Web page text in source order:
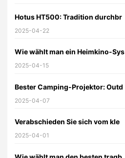
Hotus HT500: Tradition durchbr
2025-04-22
Wie wählt man ein Heimkino-Sys
2025-04-15
Bester Camping-Projektor: Outd
2025-04-07
Verabschieden Sie sich vom kle
2025-04-01